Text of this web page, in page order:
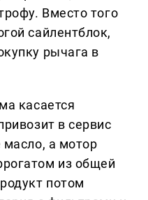
Вместо того
сайлентблок,
рычага в
касается
в сервис
масло, а мотор
из общей
потом